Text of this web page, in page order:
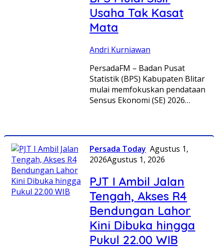
Usaha Tak Kasat
Mata
Andri Kurniawan
PersadaFM – Badan Pusat
Statistik (BPS) Kabupaten Blitar
mulai memfokuskan pendataan
Sensus Ekonomi (SE) 2026…
Persada Today Agustus 1,
2026Agustus 1, 2026
PJT I Ambil Jalan
Tengah, Akses R4
Bendungan Lahor
Kini Dibuka hingga
Pukul 22.00 WIB